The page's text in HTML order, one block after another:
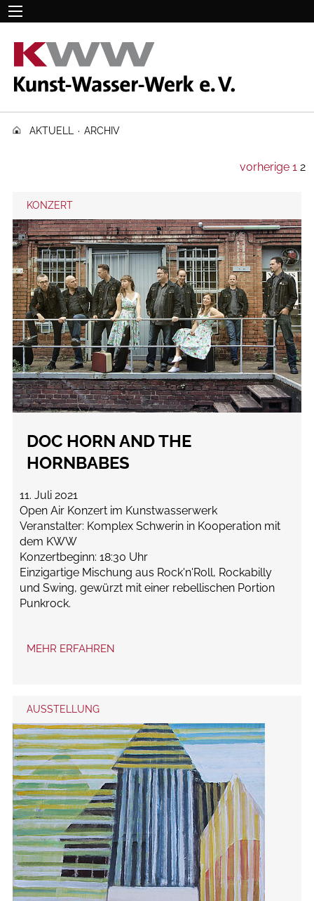
AKTUELL · ARCHIV
vorherige 1 2
KONZERT
DOC HORN AND THE
HORNBABES
11. Juli 2021
Open Air Konzert im Kunstwasserwerk
Veranstalter: Komplex Schwerin in Kooperation mit
dem KWW
Konzertbeginn: 18:30 Uhr
Einzigartige Mischung aus Rock'n'Roll, Rockabilly
und Swing, gewürzt mit einer rebellischen Portion
Punkrock.
MEHR ERFAHREN
AUSSTELLUNG